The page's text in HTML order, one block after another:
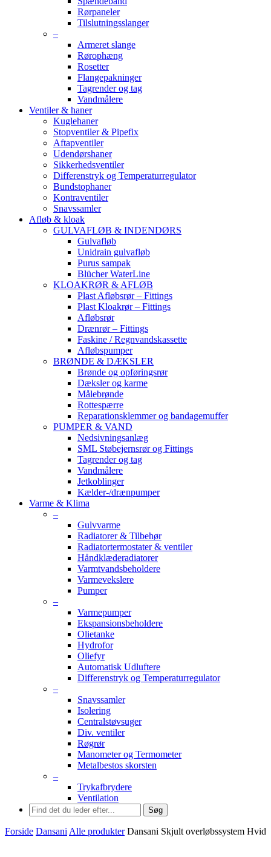
Rørpaneler
Tilslutningsslanger
–
Armeret slange
Rørophæng
Rosetter
Flangepakninger
Tagrender og tag
Vandmålere
Ventiler & haner
Kuglehaner
Stopventiler & Pipefix
Aftapventiler
Udendørshaner
Sikkerhedsventiler
Differenstryk og Temperaturregulator
Bundstophaner
Kontraventiler
Snavssamler
Afløb & kloak
GULVAFLØB & INDENDØRS
Gulvafløb
Unidrain gulvafløb
Purus sampak
Blücher WaterLine
KLOAKRØR & AFLØB
Plast Afløbsrør – Fittings
Plast Kloakrør – Fittings
Afløbsrør
Drænrør – Fittings
Faskine / Regnvandskassette
Afløbspumper
BRØNDE & DÆKSLER
Brønde og opføringsrør
Dæksler og karme
Målebrønde
Rottespærre
Reparationsklemmer og bandagemuffer
PUMPER & VAND
Nedsivningsanlæg
SML Støbejernsrør og Fittings
Tagrender og tag
Vandmålere
Jetkoblinger
Kælder-/drænpumper
Varme & Klima
–
Gulvvarme
Radiatorer & Tilbehør
Radiatortermostater & ventiler
Håndklæderadiatorer
Varmtvandsbeholdere
Varmevekslere
Pumper
–
Varmepumper
Ekspansionsbeholdere
Olietanke
Hydrofor
Oliefyr
Automatisk Udluftere
Differenstryk og Temperaturregulator
–
Snavssamler
Isolering
Centralstøvsuger
Div. ventiler
Røgrør
Manometer og Termometer
Metalbestos skorsten
–
Trykafbrydere
Ventilation
Søg
Forside Dansani Alle produkter Dansani Skjult overløbssystem Hvid